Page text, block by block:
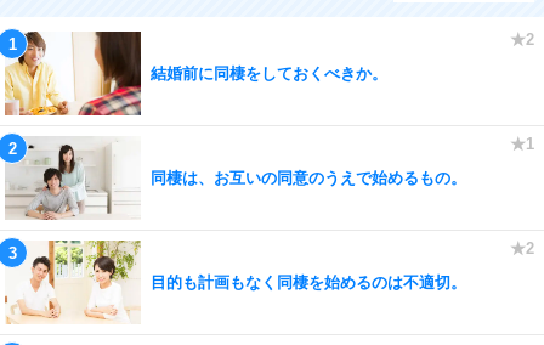
結婚前に同棲をしておくべきか。
同棲は、お互いの同意のうえで始めるもの。
目的も計画もなく同棲を始めるのは不適切。